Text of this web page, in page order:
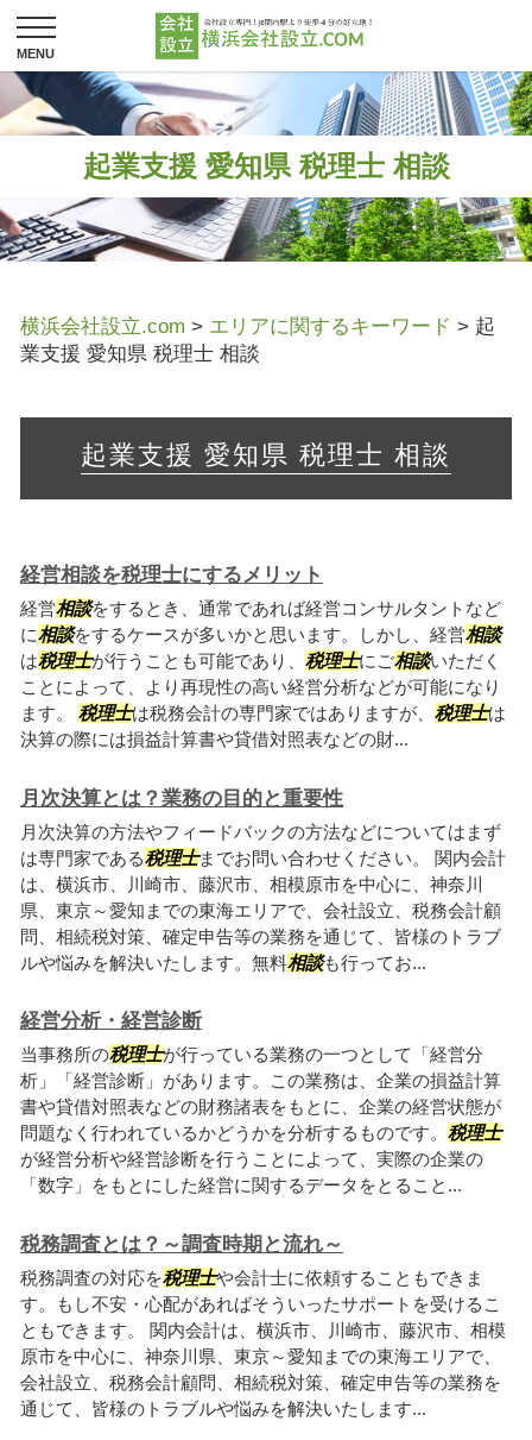
起業支援 愛知県 税理士 相談
横浜会社設立.com > エリアに関するキーワード > 起
業支援 愛知県 税理士 相談
起業支援 愛知県 税理士 相談
経営相談を税理士にするメリット
経営相談をするとき、通常であれば経営コンサルタントなど
に相談をするケースが多いかと思います。しかし、経営相談
は税理士が行うことも可能であり、 税理士にご相談いただく
ことによって、より再現性の高い経営分析などが可能になり
ます。 税理士は税務会計の専門家ではありますが、 税理士は
決算の際には損益計算書や貸借対照表などの財...
月次決算とは？業務の目的と重要性
月次決算の方法やフィードバックの方法などについてはまず
は専門家である税理士までお問い合わせください。 関内会計
は、横浜市、川崎市、藤沢市、相模原市を中心に、神奈川
県、東京～愛知までの東海エリアで、会社設立、税務会計顧
問、相続税対策、確定申告等の業務を通じて、皆様のトラブ
ルや悩みを解決いたします。無料相談も行ってお...
経営分析・経営診断
当事務所の税理士が行っている業務の一つとして「経営分
析」「経営診断」があります。この業務は、企業の損益計算
書や貸借対照表などの財務諸表をもとに、企業の経営状態が
問題なく行われているかどうかを分析するものです。 税理士
が経営分析や経営診断を行うことによって、実際の企業の
「数字」をもとにした経営に関するデータをとること...
税務調査とは？～調査時期と流れ～
税務調査の対応を税理士や会計士に依頼することもできま
す。もし不安・心配があればそういったサポートを受けるこ
ともできます。 関内会計は、横浜市、川崎市、藤沢市、相模
原市を中心に、神奈川県、東京～愛知までの東海エリアで、
会社設立、税務会計顧問、相続税対策、確定申告等の業務を
通じて、皆様のトラブルや悩みを解決いたします...